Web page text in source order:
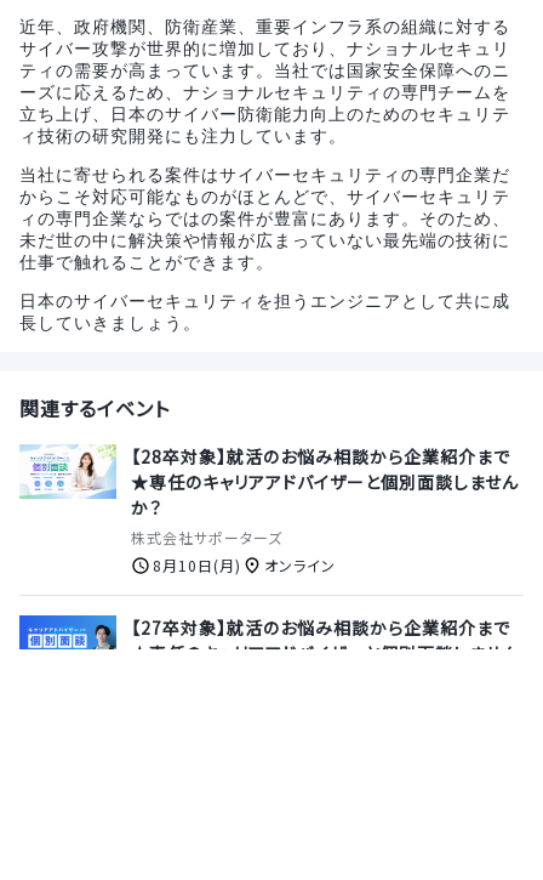
近年、政府機関、防衛産業、重要インフラ系の組織に対する
サイバー攻撃が世界的に増加しており、ナショナルセキュリ
ティの需要が高まっています。当社では国家安全保障へのニ
ーズに応えるため、ナショナルセキュリティの専門チームを
立ち上げ、日本のサイバー防衛能力向上のためのセキュリテ
ィ技術の研究開発にも注力しています。
当社に寄せられる案件はサイバーセキュリティの専門企業だ
からこそ対応可能なものがほとんどで、サイバーセキュリテ
ィの専門企業ならではの案件が豊富にあります。そのため、
未だ世の中に解決策や情報が広まっていない最先端の技術に
仕事で触れることができます。
日本のサイバーセキュリティを担うエンジニアとして共に成
長していきましょう。
関連するイベント
【28卒対象】就活のお悩み相談から企業紹介まで
★専任のキャリアアドバイザーと個別面談しません
か？
株式会社サポーターズ
8月10日(月)
オンライン
【27卒対象】就活のお悩み相談から企業紹介まで
★専任のキャリアアドバイザーと個別面談しません